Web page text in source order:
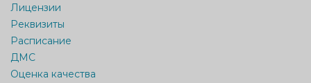
Лицензии
Реквизиты
Расписание
ДМС
Оценка качества